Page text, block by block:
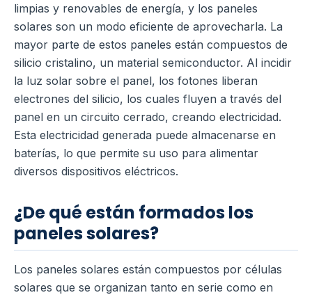
limpias y renovables de energía, y los paneles
solares son un modo eficiente de aprovecharla. La
mayor parte de estos paneles están compuestos de
silicio cristalino, un material semiconductor. Al incidir
la luz solar sobre el panel, los fotones liberan
electrones del silicio, los cuales fluyen a través del
panel en un circuito cerrado, creando electricidad.
Esta electricidad generada puede almacenarse en
baterías, lo que permite su uso para alimentar
diversos dispositivos eléctricos.
¿De qué están formados los
paneles solares?
Los paneles solares están compuestos por células
solares que se organizan tanto en serie como en